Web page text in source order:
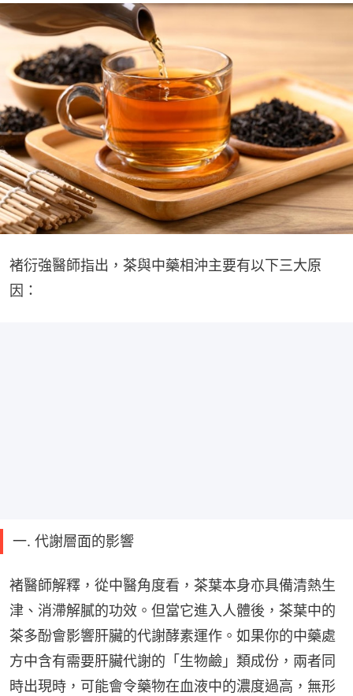
褚衍強醫師指出，茶與中藥相沖主要有以下三大原
因：
一. 代謝層面的影響
褚醫師解釋，從中醫角度看，茶葉本身亦具備清熱生
津、消滯解膩的功效。但當它進入人體後，茶葉中的
茶多酚會影響肝臟的代謝酵素運作。如果你的中藥處
方中含有需要肝臟代謝的「生物鹼」類成份，兩者同
時出現時，可能會令藥物在血液中的濃度過高，無形